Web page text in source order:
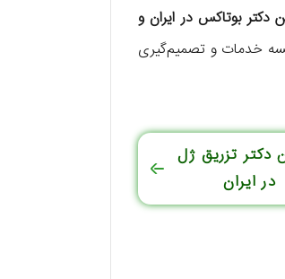
دکتر بوتاکس در ایران و
خدمات و تصمیم‌گیری
دکتر تزریق ژل
در ایران